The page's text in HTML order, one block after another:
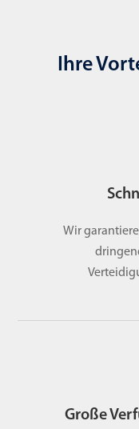
Ihre
Wir
Große